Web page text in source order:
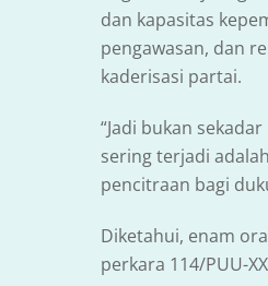
dan kapasitas
pengawasan, dan
kaderisasi partai.
“Jadi bukan
sering terjadi
pencitraan bagi
Diketahui, enam
perkara 114/PUU-